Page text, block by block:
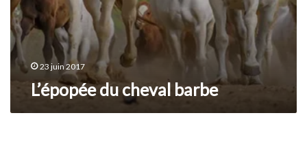
23 juin 2017
L’épopée du cheval barbe